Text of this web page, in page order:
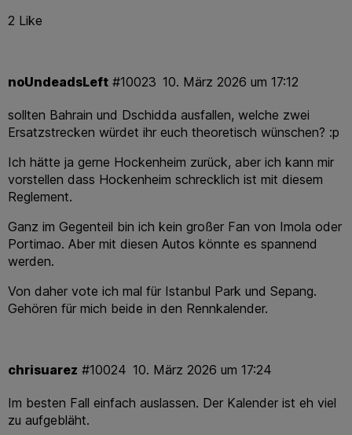
2 Like
noUndeadsLeft 10. März 2026 um 17:12
#10023
sollten Bahrain und Dschidda ausfallen, welche zwei
Ersatzstrecken würdet ihr euch theoretisch wünschen? :p
Ich hätte ja gerne Hockenheim zurück, aber ich kann mir
vorstellen dass Hockenheim schrecklich ist mit diesem
Reglement.
Ganz im Gegenteil bin ich kein großer Fan von Imola oder
Portimao. Aber mit diesen Autos könnte es spannend
werden.
Von daher vote ich mal für Istanbul Park und Sepang.
Gehören für mich beide in den Rennkalender.
chrisuarez 10. März 2026 um 17:24
#10024
Im besten Fall einfach auslassen. Der Kalender ist eh viel
zu aufgebläht.